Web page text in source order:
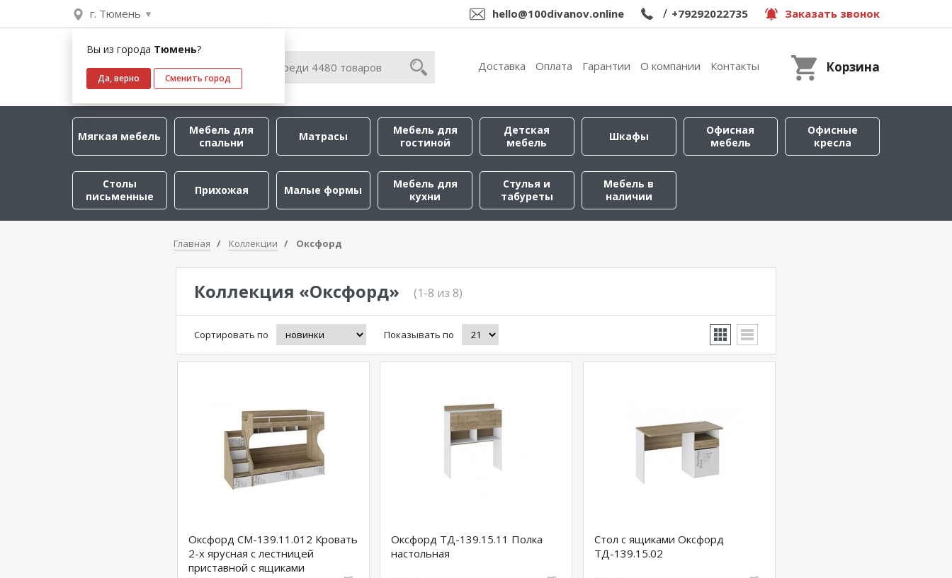
г. Тюмень
Вы из города Тюмень?
Да, верно Сменить город
hello@100divanov.online / +79292022735 Заказать звонок
Доставка Оплата Гарантии О компании Контакты Корзина
Мягкая мебель
Мебель для
спальни
Матрасы
Мебель для
гостиной
Детская
мебель
Шкафы
Офисная
мебель
Офисные
кресла
Столы
письменные
Прихожая Малые формы
Мебель для
кухни
Стулья и
табуреты
Мебель в
наличии
Главная Коллекции Оксфорд
Коллекция «Оксфорд» (1-8 из 8)
Сортировать по Показывать по
Оксфорд СМ-139.11.012 Кровать
2-х ярусная с лестницей
приставной с ящиками
Оксфорд ТД-139.15.11 Полка
настольная
Стол с ящиками Оксфорд
ТД-139.15.02